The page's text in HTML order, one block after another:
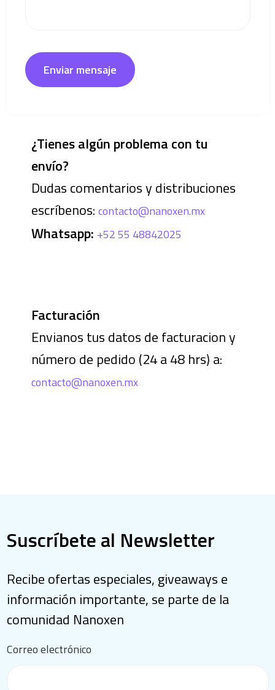
Enviar mensaje
¿Tienes algún problema con tu
envío?
Dudas comentarios y distribuciones
escríbenos: contacto@nanoxen.mx
Whatsapp: +52 55 48842025
Facturación
Envianos tus datos de facturacion y
número de pedido (24 a 48 hrs) a:
contacto@nanoxen.mx
Suscríbete al Newsletter
Recibe ofertas especiales, giveaways e
información importante, se parte de la
comunidad Nanoxen
Correo electrónico